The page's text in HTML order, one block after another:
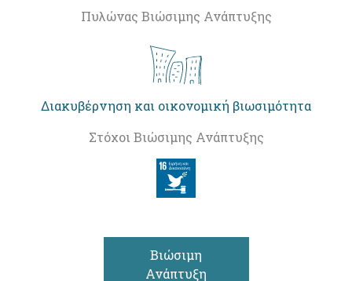
Πυλώνας Βιώσιμης Ανάπτυξης
Διακυβέρνηση και οικονομική βιωσιμότητα
Στόχοι Βιώσιμης Ανάπτυξης
Βιώσιμη
Ανάπτυξη